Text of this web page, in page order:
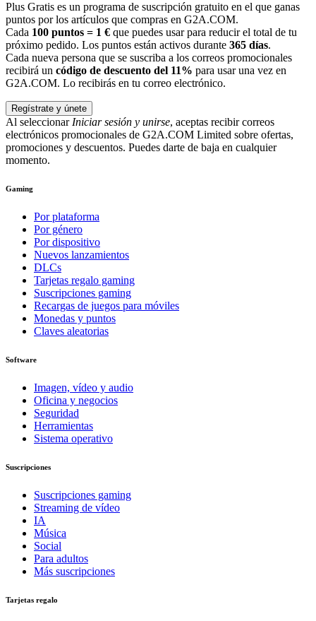
Plus Gratis es un programa de suscripción gratuito en el que ganas
puntos por los artículos que compras en G2A.COM.
Cada 100 puntos = 1 € que puedes usar para reducir el total de tu
próximo pedido. Los puntos están activos durante 365 días.
Cada nueva persona que se suscriba a los correos promocionales
recibirá un código de descuento del 11% para usar una vez en
G2A.COM. Lo recibirás en tu correo electrónico.
Regístrate y únete
Al seleccionarIniciar sesión y unirse, aceptas recibir correos
electrónicos promocionales de G2A.COM Limited sobre ofertas,
promociones y descuentos. Puedes darte de baja en cualquier
momento.
Gaming
Por plataforma
Por género
Por dispositivo
Nuevos lanzamientos
DLCs
Tarjetas regalo gaming
Suscripciones gaming
Recargas de juegos para móviles
Monedas y puntos
Claves aleatorias
Software
Imagen, vídeo y audio
Oficina y negocios
Seguridad
Herramientas
Sistema operativo
Suscripciones
Suscripciones gaming
Streaming de vídeo
IA
Música
Social
Para adultos
Más suscripciones
Tarjetas regalo